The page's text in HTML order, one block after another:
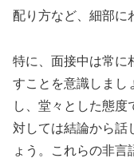
配り方など、細部に
特に、面接中は常に
すことを意識しまし
し、堂々とした態度
対しては結論から話
ょう。これらの非